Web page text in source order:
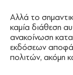
Αλλά το
καμία διάθεση
ανακοίνωση
εκδόσεων
πολιτών, ακόμη